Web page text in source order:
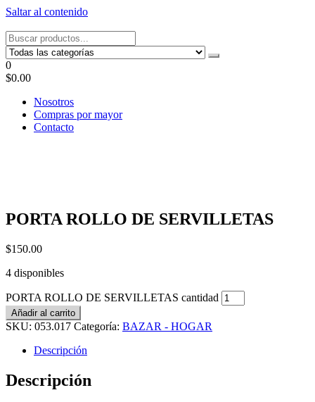
Saltar al contenido
Tel: 22087679 – Cel: 097 822122 – Joaquín Requena 2459
0
$0.00
Nosotros
Compras por mayor
Contacto
PORTA ROLLO DE SERVILLETAS
$150.00
4 disponibles
PORTA ROLLO DE SERVILLETAS cantidad
Añadir al carrito
SKU: 053.017 Categoría: BAZAR - HOGAR
Descripción
Descripción